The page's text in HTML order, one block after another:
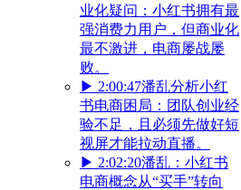
业化疑问：小红书拥有最
强消费力用户，但商业化
最不激进，电商屡战屡
败。
▶ 2:00:47潘乱分析小红
书电商困局：团队创业经
验不足，且必须先做好短
视屏才能拉动直播。
▶ 2:02:20潘乱：小红书
电商概念从“买手”转向